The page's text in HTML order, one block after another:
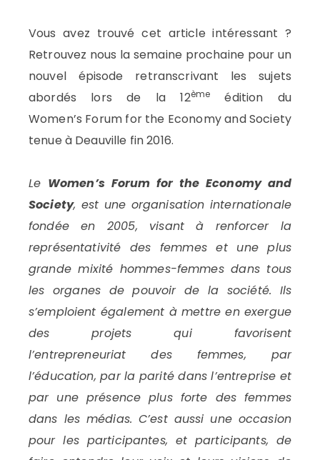
Vous avez trouvé cet article intéressant ?
Retrouvez nous la semaine prochaine pour un
nouvel épisode retranscrivant les sujets
abordés lors de la 12ème
édition du
Women’s Forum for the Economy and Society
tenue à Deauville fin 2016.
Le Women’s Forum for the Economy and
Society, est une organisation internationale
fondée en 2005, visant à renforcer la
représentativité des femmes et une plus
grande mixité hommes-femmes dans tous
les organes de pouvoir de la société. Ils
s’emploient également à mettre en exergue
des projets qui favorisent
l’entrepreneuriat des femmes, par
l’éducation, par la parité dans l’entreprise et
par une présence plus forte des femmes
dans les médias. C’est aussi une occasion
pour les participantes, et participants, de